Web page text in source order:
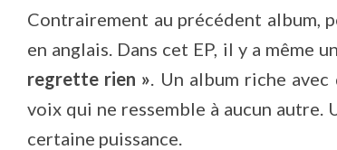
Contrairement au précédent album,
en anglais. Dans cet EP, il y a même
regrette rien ». Un album riche
voix qui ne ressemble à aucun autre.
certaine puissance.